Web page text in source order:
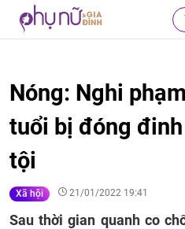
Nóng: Nghi
tuổi bị đóng
tội
Xã hội 21/01/2022 19:41
Sau thời gian quanh co